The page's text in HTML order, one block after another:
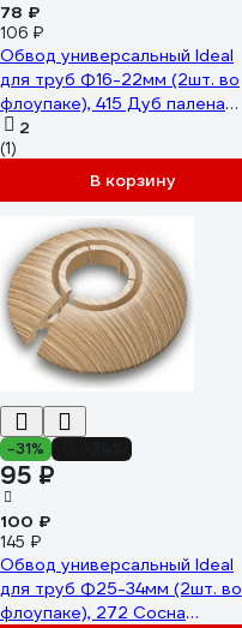
78 ₽
106 ₽
Обвод универсальный Ideal
для труб Ф16-22мм (2шт. во
флоупаке), 415 Дуб палена
ОТ16-22-Ф2 415 ДУБ ПАЛ
2
(1)
В корзину
-31%
95 ₽
100 ₽
145 ₽
Обвод универсальный Ideal
для труб Ф25-34мм (2шт. во
флоупаке), 272 Сосна